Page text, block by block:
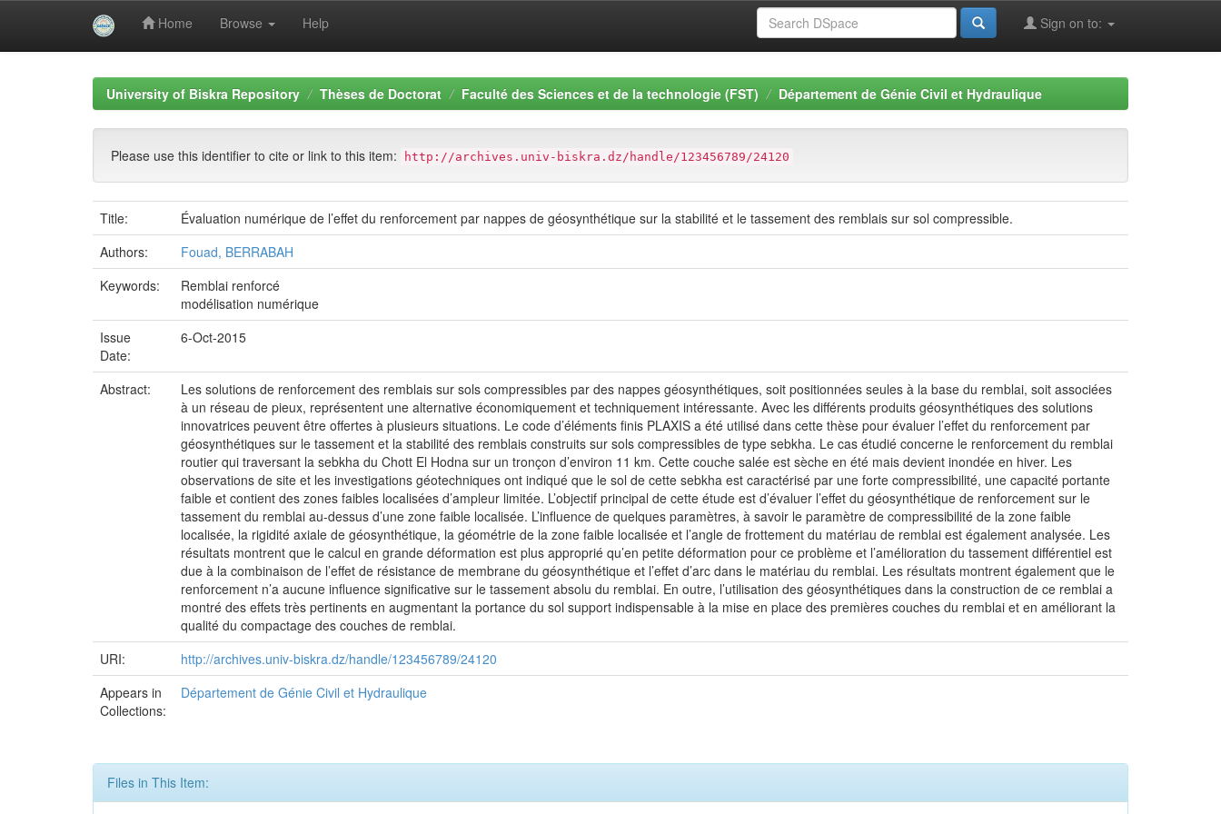
Home Browse Help Sign on to:
University of Biskra Repository Thèses de Doctorat Faculté des Sciences et de la technologie (FST) Département de Génie Civil et Hydraulique
Please use this identifier to cite or link to this item: http://archives.univ-biskra.dz/handle/123456789/24120
Title:
Évaluation numérique de l’effet du renforcement par nappes de géosynthétique sur la stabilité et le tassement des remblais sur sol compressible.
Authors:
Fouad, BERRABAH
Keywords:
Remblai renforcé
modélisation numérique
Issue
Date:
6-Oct-2015
Abstract:
Les solutions de renforcement des remblais sur sols compressibles par des nappes géosynthétiques, soit positionnées seules à la base du remblai, soit associées
à un réseau de pieux, représentent une alternative économiquement et techniquement intéressante. Avec les différents produits géosynthétiques des solutions
innovatrices peuvent être offertes à plusieurs situations. Le code d’éléments finis PLAXIS a été utilisé dans cette thèse pour évaluer l’effet du renforcement par
géosynthétiques sur le tassement et la stabilité des remblais construits sur sols compressibles de type sebkha. Le cas étudié concerne le renforcement du remblai
routier qui traversant la sebkha du Chott El Hodna sur un tronçon d’environ 11 km. Cette couche salée est sèche en été mais devient inondée en hiver. Les
observations de site et les investigations géotechniques ont indiqué que le sol de cette sebkha est caractérisé par une forte compressibilité, une capacité portante
faible et contient des zones faibles localisées d’ampleur limitée. L’objectif principal de cette étude est d’évaluer l’effet du géosynthétique de renforcement sur le
tassement du remblai au-dessus d’une zone faible localisée. L’influence de quelques paramètres, à savoir le paramètre de compressibilité de la zone faible
localisée, la rigidité axiale de géosynthétique, la géométrie de la zone faible localisée et l’angle de frottement du matériau de remblai est également analysée. Les
résultats montrent que le calcul en grande déformation est plus approprié qu’en petite déformation pour ce problème et l’amélioration du tassement différentiel est
due à la combinaison de l’effet de résistance de membrane du géosynthétique et l’effet d’arc dans le matériau du remblai. Les résultats montrent également que le
renforcement n’a aucune influence significative sur le tassement absolu du remblai. En outre, l’utilisation des géosynthétiques dans la construction de ce remblai a
montré des effets très pertinents en augmentant la portance du sol support indispensable à la mise en place des premières couches du remblai et en améliorant la
qualité du compactage des couches de remblai.
URI:
http://archives.univ-biskra.dz/handle/123456789/24120
Appears in
Collections:
Département de Génie Civil et Hydraulique
Files in This Item: